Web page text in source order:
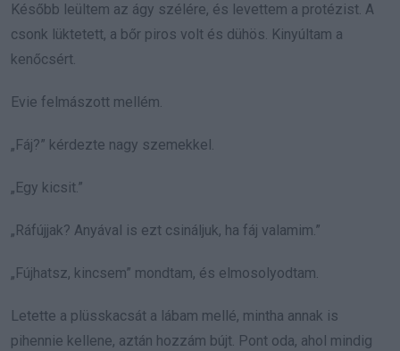
Később leültem az ágy szélére, és levettem a protézist. A
csonk lüktetett, a bőr piros volt és dühös. Kinyúltam a
kenőcsért.
Evie felmászott mellém.
„Fáj?” kérdezte nagy szemekkel.
„Egy kicsit.”
„Ráfújjak? Anyával is ezt csináljuk, ha fáj valamim.”
„Fújhatsz, kincsem” mondtam, és elmosolyodtam.
Letette a plüsskacsát a lábam mellé, mintha annak is
pihennie kellene, aztán hozzám bújt. Pont oda, ahol mindig